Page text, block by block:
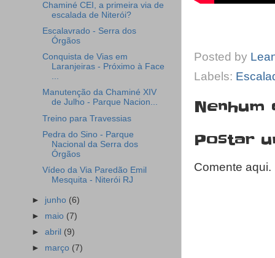
Posted by
Labels:
Nenhum
Postar
Comente aqui.
Chaminé CEI, a primeira via de
escalada de Niterói?
Escalavrado - Serra dos
Órgãos
Conquista de Vias em
Laranjeiras - Próximo à Face
...
Manutenção da Chaminé XIV
de Julho - Parque Nacion...
Treino para Travessias
Pedra do Sino - Parque
Nacional da Serra dos
Órgãos
Vídeo da Via Paredão Emil
Mesquita - Niterói RJ
► junho (6)
► maio (7)
►abril (9)
► março (7)